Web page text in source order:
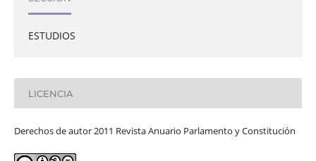
ESTUDIOS
LICENCIA
Derechos de autor 2011 Revista Anuario Parlamento y Constitución